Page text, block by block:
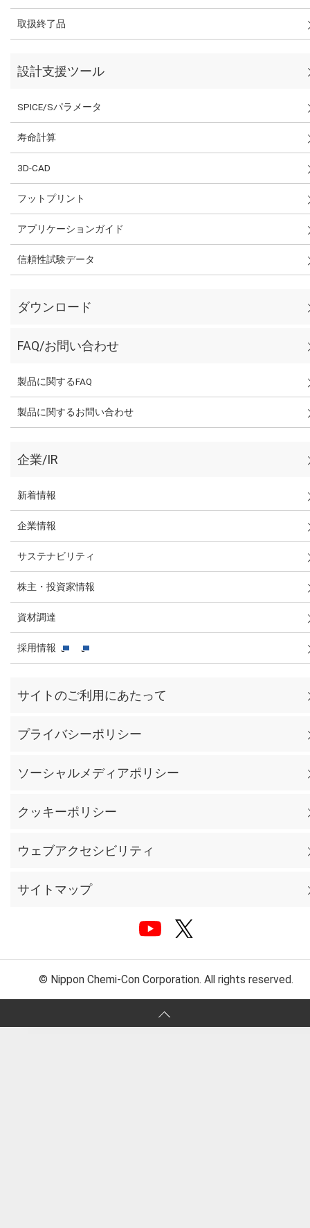
取扱終了品
設計支援ツール
SPICE/Sパラメータ
寿命計算
3D-CAD
フットプリント
アプリケーションガイド
信頼性試験データ
ダウンロード
FAQ/お問い合わせ
製品に関するFAQ
製品に関するお問い合わせ
企業/IR
新着情報
企業情報
サステナビリティ
株主・投資家情報
資材調達
採用情報
サイトのご利用にあたって
プライバシーポリシー
ソーシャルメディアポリシー
クッキーポリシー
ウェブアクセシビリティ
サイトマップ
© Nippon Chemi-Con Corporation. All rights reserved.